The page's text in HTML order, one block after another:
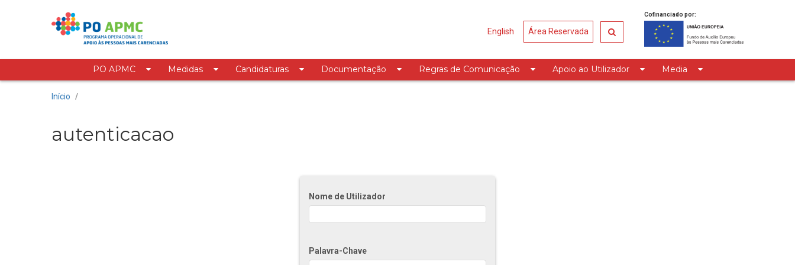
Saltar para o conteúdo
autenticacao
Cofinanciado por:
English Área Reservada
PO APMC Medidas Candidaturas Documentação Regras de Comunicação Apoio ao Utilizador Media
Início /
autenticacao
Nome de Utilizador
Palavra-Chave